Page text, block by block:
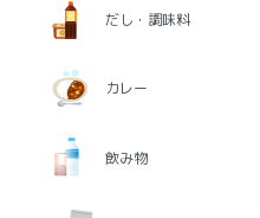
だし・調味料
カレー
飲み物